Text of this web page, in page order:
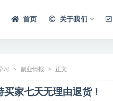
首页 关于我们
习 副业情报 正文
家七天无理由退货！